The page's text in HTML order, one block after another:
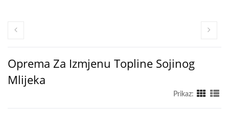
Oprema Za Izmjenu Topline Sojinog
Mlijeka
Prikaz: